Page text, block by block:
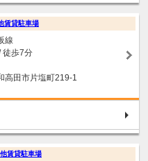
賃貸駐車場
線
歩7分
高田市片塩町219-1
賃貸駐車場